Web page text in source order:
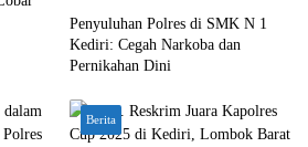
Penyuluhan Polres di SMK N 1
Kediri: Cegah Narkoba dan
Pernikahan Dini
Berita